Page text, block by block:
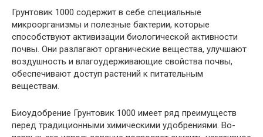
Грунтовик 1000 содержит в себе специальные
микроорганизмы и полезные бактерии, которые
способствуют активизации биологической активности
почвы. Они разлагают органические вещества, улучшают
воздушность и влагоудерживающие свойства почвы,
обеспечивают доступ растений к питательным
веществам.
Биоудобрение Грунтовик 1000 имеет ряд преимуществ
перед традиционными химическими удобрениями. Во-